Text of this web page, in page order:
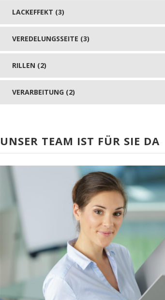
LACKEFFEKT (3)
VEREDELUNGSSEITE (3)
RILLEN (2)
VERARBEITUNG (2)
UNSER TEAM IST FÜR SIE DA